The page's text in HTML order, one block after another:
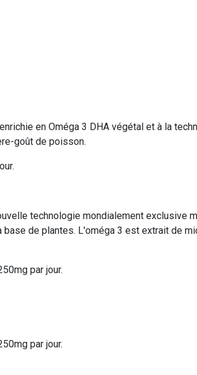
en Oméga 3 DHA végétal et à la
goût de poisson.
technologie mondialement exclusive
de plantes. L'oméga 3 est extrait de
par jour.
par jour.